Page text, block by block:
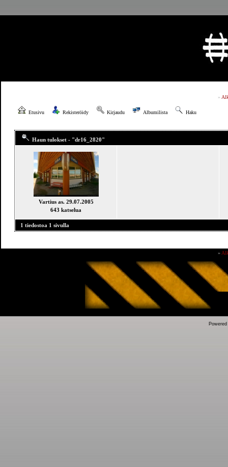
»
Etusivu Rekisteröidy Kirjaudu Albumilista Haku
Haun tulokset - "dr16_2820"
Vartius as. 29.07.2005
643 katselua
1 tiedostoa 1 sivulla
»